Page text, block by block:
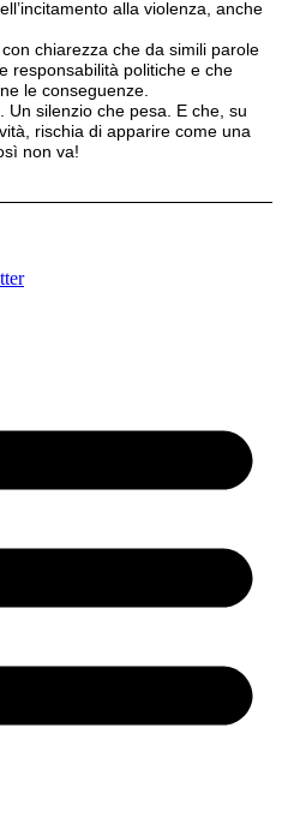
alla violenza, anche
chiarezza che da simili parole
responsabilità politiche e che
le conseguenze.
Un silenzio che pesa. E che, su
rischia di apparire come una
non va!